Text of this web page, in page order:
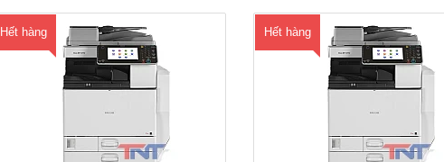
Hết hàng Hết hàng